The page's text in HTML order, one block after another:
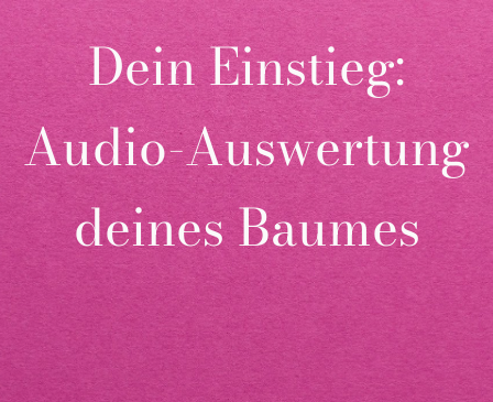
Dein Einstieg:
Audio-Auswertung
deines Baumes